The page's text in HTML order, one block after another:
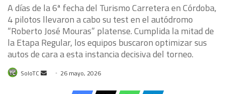
A días de la 6ª fecha del Turismo Carretera en Córdoba,
4 pilotos llevaron a cabo su test en el autódromo
“Roberto José Mouras” platense. Cumplida la mitad de
la Etapa Regular, los equipos buscaron optimizar sus
autos de cara a esta instancia decisiva del torneo.
SoloTC
Send 26 mayo, 2026